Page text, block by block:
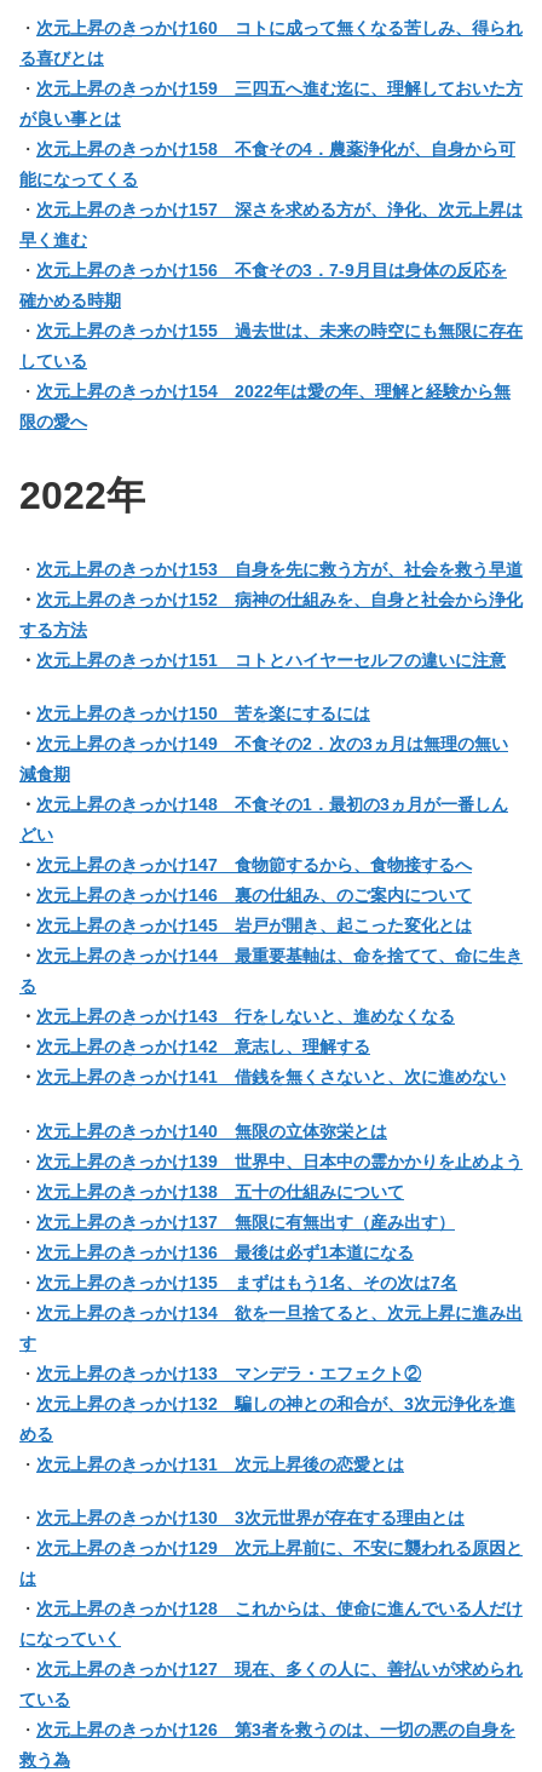
・ 次元上昇のきっかけ160 コトに成って無くなる苦しみ、得られ
る喜びとは
・ 次元上昇のきっかけ159 三四五へ進む迄に、理解しておいた方
が良い事とは
・ 次元上昇のきっかけ158 不食その4．農薬浄化が、自身から可
能になってくる
・ 次元上昇のきっかけ157 深さを求める方が、浄化、次元上昇は
早く進む
・ 次元上昇のきっかけ156 不食その3．7-9月目は身体の反応を
確かめる時期
・ 次元上昇のきっかけ155 過去世は、未来の時空にも無限に存在
している
・ 次元上昇のきっかけ154 2022年は愛の年、理解と経験から無
限の愛へ
2022年
・ 次元上昇のきっかけ153 自身を先に救う方が、社会を救う早道
・ 次元上昇のきっかけ152 病神の仕組みを、自身と社会から浄化
する方法
・ 次元上昇のきっかけ151 コトとハイヤーセルフの違いに注意
・ 次元上昇のきっかけ150 苦を楽にするには
・ 次元上昇のきっかけ149 不食その2．次の3ヵ月は無理の無い
減食期
・ 次元上昇のきっかけ148 不食その1．最初の3ヵ月が一番しん
どい
・ 次元上昇のきっかけ147 食物節するから、食物接するへ
・ 次元上昇のきっかけ146 裏の仕組み、のご案内について
・ 次元上昇のきっかけ145 岩戸が開き、起こった変化とは
・ 次元上昇のきっかけ144 最重要基軸は、命を捨てて、命に生き
る
・ 次元上昇のきっかけ143 行をしないと、進めなくなる
・ 次元上昇のきっかけ142 意志し、理解する
・ 次元上昇のきっかけ141 借銭を無くさないと、次に進めない
・ 次元上昇のきっかけ140 無限の立体弥栄とは
・ 次元上昇のきっかけ139 世界中、日本中の霊かかりを止めよう
・ 次元上昇のきっかけ138 五十の仕組みについて
・ 次元上昇のきっかけ137 無限に有無出す（産み出す）
・ 次元上昇のきっかけ136 最後は必ず1本道になる
・ 次元上昇のきっかけ135 まずはもう1名、その次は7名
・ 次元上昇のきっかけ134 欲を一旦捨てると、次元上昇に進み出
す
・ 次元上昇のきっかけ133 マンデラ・エフェクト②
・ 次元上昇のきっかけ132 騙しの神との和合が、3次元浄化を進
める
・ 次元上昇のきっかけ131 次元上昇後の恋愛とは
・ 次元上昇のきっかけ130 3次元世界が存在する理由とは
・ 次元上昇のきっかけ129 次元上昇前に、不安に襲われる原因と
は
・ 次元上昇のきっかけ128 これからは、使命に進んでいる人だけ
になっていく
・ 次元上昇のきっかけ127 現在、多くの人に、善払いが求められ
ている
・ 次元上昇のきっかけ126 第3者を救うのは、一切の悪の自身を
救う為